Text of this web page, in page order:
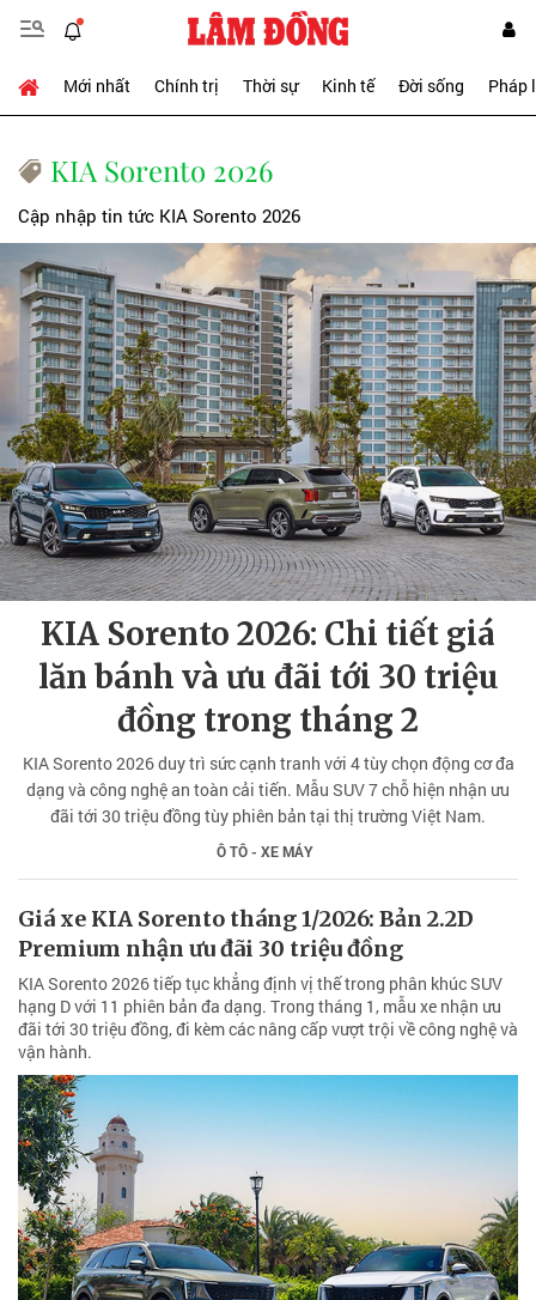
Mới nhất Chính trị Thời sự Kinh tế Đời sống Pháp
KIA Sorento 2026
Cập nhập tin tức KIA Sorento 2026
KIA Sorento 2026: Chi tiết giá
lăn bánh và ưu đãi tới 30 triệu
đồng trong tháng 2
KIA Sorento 2026 duy trì sức cạnh tranh với 4 tùy chọn động cơ đa
dạng và công nghệ an toàn cải tiến. Mẫu SUV 7 chỗ hiện nhận ưu
đãi tới 30 triệu đồng tùy phiên bản tại thị trường Việt Nam.
Ô TÔ - XE MÁY
Giá xe KIA Sorento tháng 1/2026: Bản 2.2D
Premium nhận ưu đãi 30 triệu đồng
KIA Sorento 2026 tiếp tục khẳng định vị thế trong phân khúc SUV
hạng D với 11 phiên bản đa dạng. Trong tháng 1, mẫu xe nhận ưu
đãi tới 30 triệu đồng, đi kèm các nâng cấp vượt trội về công nghệ và
vận hành.